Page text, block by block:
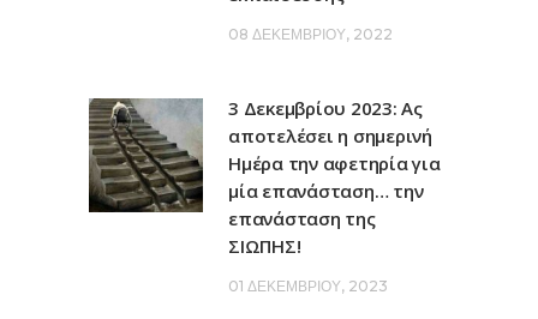
08 ΔΕΚΕΜΒΡΊΟΥ, 2022
3 Δεκεμβρίου 2023: Ας
αποτελέσει η σημερινή
Ημέρα την αφετηρία για
μία επανάσταση… την
επανάσταση της
ΣΙΩΠΗΣ!
01 ΔΕΚΕΜΒΡΊΟΥ, 2023